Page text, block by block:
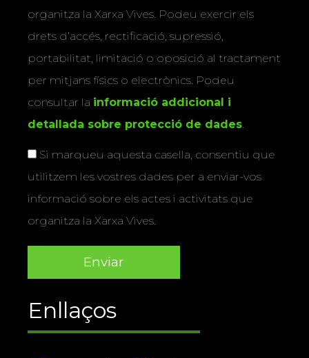
organitza la Xarxa Vives. Podeu exercir els
drets d’accés, rectificació, supressió,
portabilitat, limitació o oposició al tractament
per mitjans físics o electrònics. Podeu
consultar la informació addicional i
detallada sobre protecció de dades.
Si marqueu aquesta casella, consentiu que
utilitzem les vostres dades per a enviar-vos
informació sobre els actes i activitats que
organitza la Xarxa Vives.
Enllaços